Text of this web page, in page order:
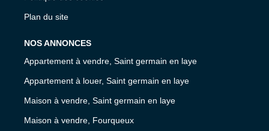
Plan du site
NOS ANNONCES
Appartement à vendre, Saint germain en laye
Appartement à louer, Saint germain en laye
Maison à vendre, Saint germain en laye
Maison à vendre, Fourqueux